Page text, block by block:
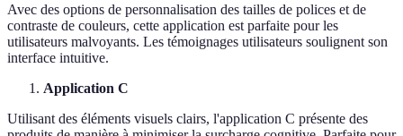
Avec des options de personnalisation des tailles de polices et de
contraste de couleurs, cette application est parfaite pour les
utilisateurs malvoyants. Les témoignages utilisateurs soulignent son
interface intuitive.
Application C
Utilisant des éléments visuels clairs, l'application C présente des